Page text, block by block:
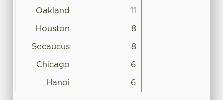
Oakland 11
Houston 8
Secaucus 8
Chicago 6
Hanoi 6